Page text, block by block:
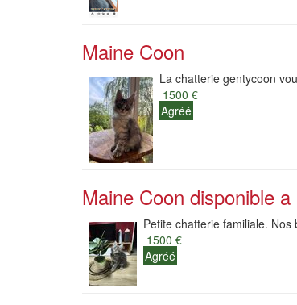
Maine Coon
La chatterie gentycoon
1500 €
Agréé
Maine Coon disponible
Petite chatterie familiale.
1500 €
Agréé